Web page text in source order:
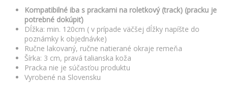
Kompatibilné iba s prackami na roletkový (track) (pracku je
potrebné dokúpiť)
Dĺžka: min. 120cm ( v prípade väčšej dĺžky napíšte do
poznámky k objednávke)
Ručne lakovaný, ručne natierané okraje remeňa
Šírka: 3 cm, pravá talianska koža
Pracka nie je súčasťou produktu
Vyrobené na Slovensku